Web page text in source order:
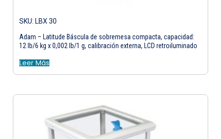
SKU: LBX 30
Adam – Latitude Báscula de sobremesa compacta, capacidad:
12 lb/6 kg x 0,002 lb/1 g, calibración externa, LCD retroiluminado
Leer Más